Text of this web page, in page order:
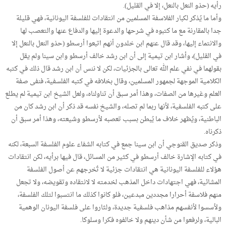
رأيه (حذو النعل بالنعل، إلا في القليل).
وأما ما يُذكر لكبار الفلاسفة المسلمين من انتقادات للفلسفة اليونانية، فهي قليلة
جدا بالمقارنة مع ما كتبوه في شرحها والدعوة إليها والدفاع عنها والتعصب لها
والانتماء إليها، وقد قال عنهم ابن خلدون أنهم اتبعوا أرسطو (حذو النعل بالنعل إلا
في القليل)، وأشار ابن تيمية إلى أن ابن رشد خالف أرسطو وابن سينا ولم يقل
بقولهما في نفي علم الله تعالى بالجزئيات، لكن لا ننس أن ابن رشد قال ذلك في كتبه
الكلامية الموجهة لجمهور المسلمين، وقال بخلافه في كتبه الفلسفية، فنفى صفة
العلم وغيرها من الصفات، وهذا أمر سبق أن تناولناه، ولعل الشيخ ابن تيمية لم يطلع
على كتبه الفلسفية، لأنها ربما لم تصله، والشيخ نفسه قد ذكر أن ابن رشد كان من
الباطنية، ويُظهر خلاف ما يُبطن بسبب تعصبه لأرسطو وشيعته، وهذا أمر سبق أن
ذكرناه.
وذكر صديق القنوجي أن ابن سينا جمع في كتابه الشفاء علوم الفلسفة السبعة، لكنه
في كتابه الإشارة خالف أرسطو في كثير من المسائل، قال فيها برأيه، لكن انتقادات
هؤلاء للفلسفة اليونانية هي انتقادات جزئية لا تُخرجهم عن أصول الفلسفة
المشائية، فهي اجتهادات داخل المذهب لخدمته لا لانتقاده وتقويضه، ولا تجعل
منهم فلاسفة أحرارا مجددين مبدعين، فلو كانوا كذلك ما انتسبوا لتلك الفلسفة،
ولأسسوا لأنفسهم مذاهب فلسفية جديدة، ولثاروا على فلسفة اليونان الوهمية
البالية، ولرفعوا من شأن دينهم ولا خالفوه فكرا وسلوكا.